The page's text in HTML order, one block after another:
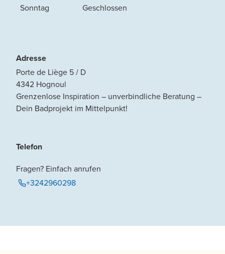
Sonntag
Geschlossen
Adresse
Porte de Liège 5 / D
4342 Hognoul
Grenzenlose Inspiration – unverbindliche Beratung –
Dein Badprojekt im Mittelpunkt!
Telefon
Fragen? Einfach anrufen
+3242960298